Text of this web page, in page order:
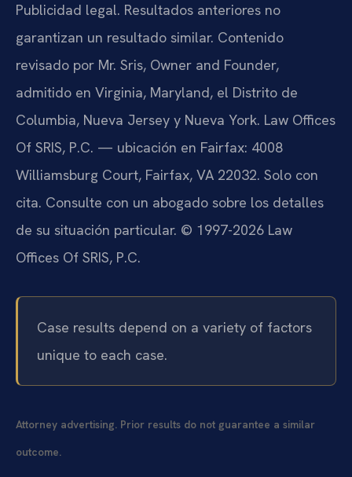
Publicidad legal. Resultados anteriores no
garantizan un resultado similar. Contenido
revisado por Mr. Sris, Owner and Founder,
admitido en Virginia, Maryland, el Distrito de
Columbia, Nueva Jersey y Nueva York. Law Offices
Of SRIS, P.C. — ubicación en Fairfax: 4008
Williamsburg Court, Fairfax, VA 22032. Solo con
cita. Consulte con un abogado sobre los detalles
de su situación particular. © 1997-2026 Law
Offices Of SRIS, P.C.
Case results depend on a variety of factors
unique to each case.
Attorney advertising. Prior results do not guarantee a similar
outcome.